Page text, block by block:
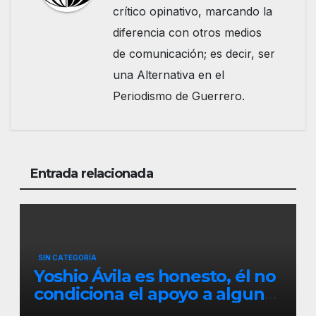
crítico opinativo, marcando la
diferencia con otros medios
de comunicación; es decir, ser
una Alternativa en el
Periodismo de Guerrero.
Entrada relacionada
SIN CATEGORÍA
Yoshio Ávila es honesto, él no
condiciona el apoyo a alguna
figura política por una